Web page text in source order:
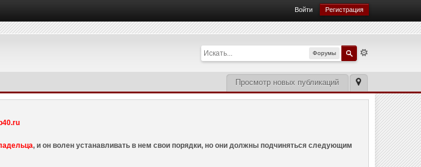
Войти Регистрация
Форумы
Просмотр новых публикаций
, и он волен устанавливать в нем свои порядки, но они должны подчиняться следующим